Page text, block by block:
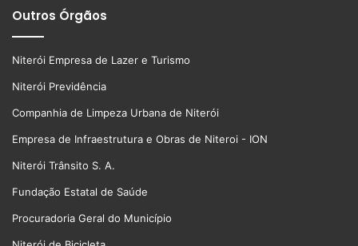
Outros Órgãos
Niterói Empresa de Lazer e Turismo
Niterói Previdência
Companhia de Limpeza Urbana de Niterói
Empresa de Infraestrutura e Obras de Niteroi - ION
Niterói Trânsito S. A.
Fundação Estatal de Saúde
Procuradoria Geral do Município